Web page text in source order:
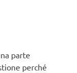
parte
perché